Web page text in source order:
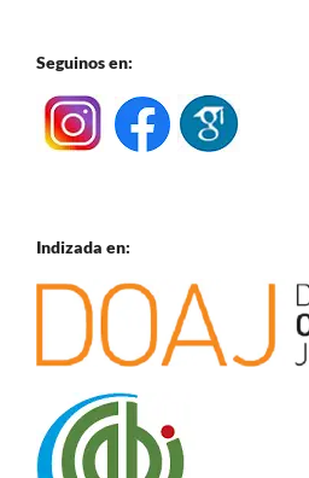
Seguinos en:
Indizada en: